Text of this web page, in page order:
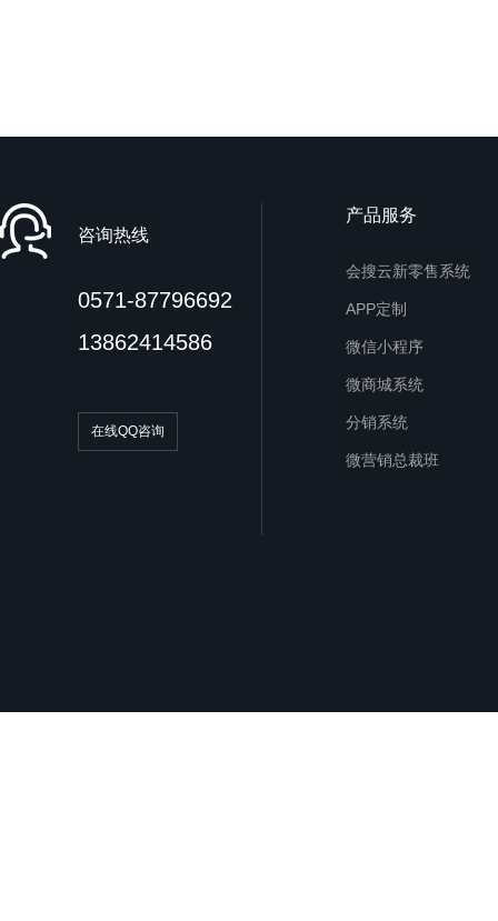
咨询热线
0571-87796692
13862414586
在线QQ咨询
产品服务
会搜云新零售系统
APP定制
微信小程序
微商城系统
分销系统
微营销总裁班